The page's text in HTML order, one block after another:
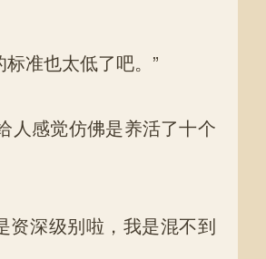
准也太低了吧。”
感觉仿佛是养活了十个
深级别啦，我是混不到